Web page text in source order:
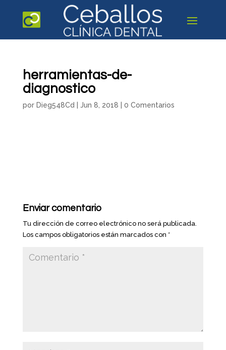
herramientas-de-
diagnostico
por Dieg548Cd Jun 8, 2018 0 Comentarios
Enviar comentario
Tu dirección de correo electrónico no será publicada.
Los campos obligatorios están marcados con *